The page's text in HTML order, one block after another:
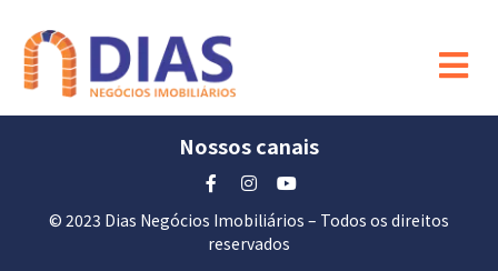
Nossos canais
© 2023 Dias Negócios Imobiliários – Todos os direitos
reservados